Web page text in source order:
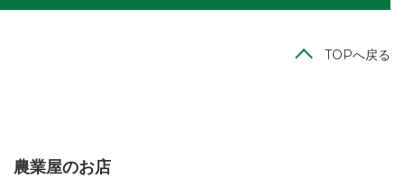
TOPへ戻る
農業屋のお店